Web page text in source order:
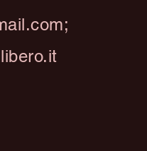
;